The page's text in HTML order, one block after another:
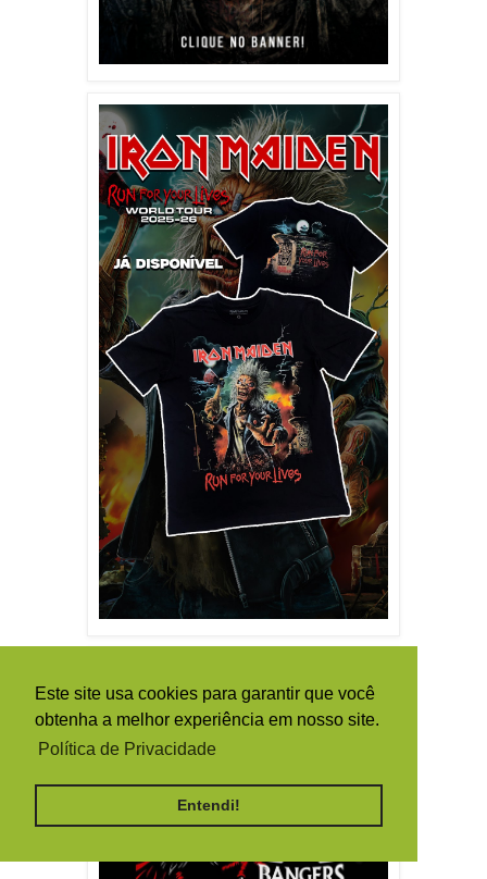
Este site usa cookies para garantir que você
obtenha a melhor experiência em nosso site.
Política de Privacidade
Entendi!